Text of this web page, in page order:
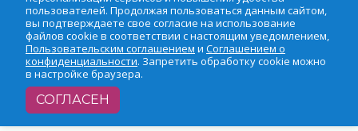
29 июля 2026
Быстро, удобно и безопасно
28 июля 2026
Ленобласть готовится к новому учебному
году
28 июля 2026
Сага о Ратиборе
использование файлов cookie в соответствии с
настоящим уведомлением,Пользовательским
соглашениеми Соглашением о
конфиденциальности. Запретить обработку cookie
можно в настройке браузера.
пользователей. Продолжая пользоваться данным сайтом,
вы подтверждаете свое согласие на использование
файлов cookie в соответствии с настоящим уведомлением,
Пользовательским соглашением и Соглашением о
конфиденциальности. Запретить обработку cookie можно
в настройке браузера.
СОГЛАСЕН